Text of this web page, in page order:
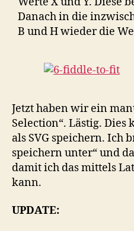
Danach in die
B und H wieder die
Jetzt haben wir ein
Selection“. Lästig.
als SVG speichern. Ich
speichern unter“ und
damit ich das mittels
kann.
UPDATE: